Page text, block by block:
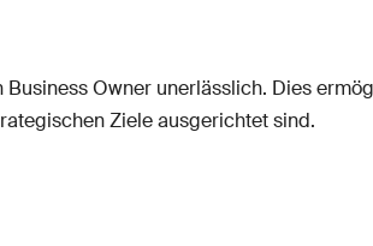
Owner unerlässlich. Dies
Ziele ausgerichtet sind.